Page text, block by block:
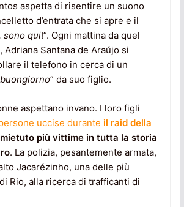
aspetta di risentire un suono
d’entrata che si apre e il
sono qui!”. Ogni mattina da quel
Santana de Araújo si
il telefono in cerca di un
buongiorno” da suo figlio.
aspettano invano. I loro figli
uccise durante il raid della
più vittime in tutta la storia
. La polizia, pesantemente armata,
Jacarézinho, una delle più
Rio, alla ricerca di trafficanti di